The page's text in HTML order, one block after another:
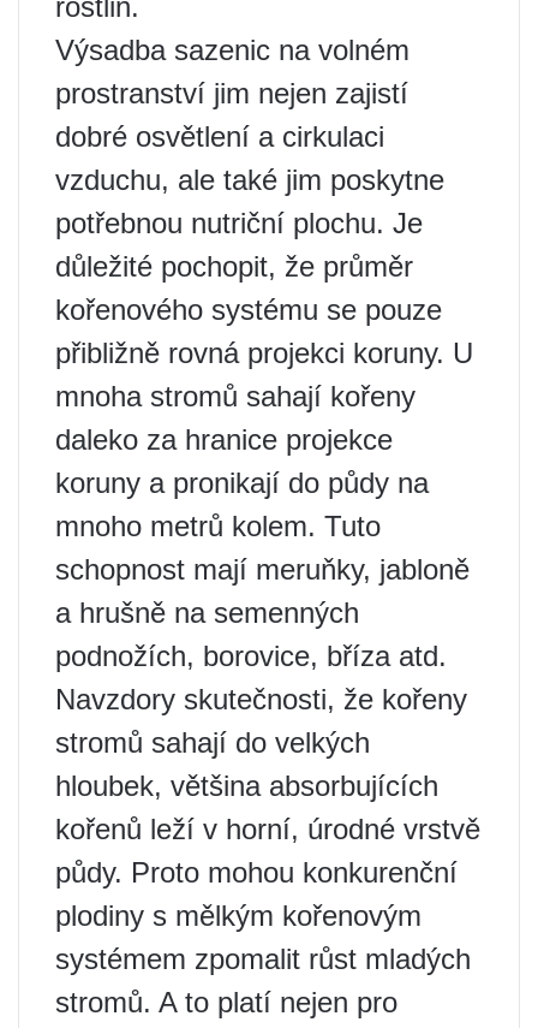
rostlin.
Výsadba sazenic na volném
prostranství jim nejen zajistí
dobré osvětlení a cirkulaci
vzduchu, ale také jim poskytne
potřebnou nutriční plochu. Je
důležité pochopit, že průměr
kořenového systému se pouze
přibližně rovná projekci koruny. U
mnoha stromů sahají kořeny
daleko za hranice projekce
koruny a pronikají do půdy na
mnoho metrů kolem. Tuto
schopnost mají meruňky, jabloně
a hrušně na semenných
podnožích, borovice, bříza atd.
Navzdory skutečnosti, že kořeny
stromů sahají do velkých
hloubek, většina absorbujících
kořenů leží v horní, úrodné vrstvě
půdy. Proto mohou konkurenční
plodiny s mělkým kořenovým
systémem zpomalit růst mladých
stromů. A to platí nejen pro